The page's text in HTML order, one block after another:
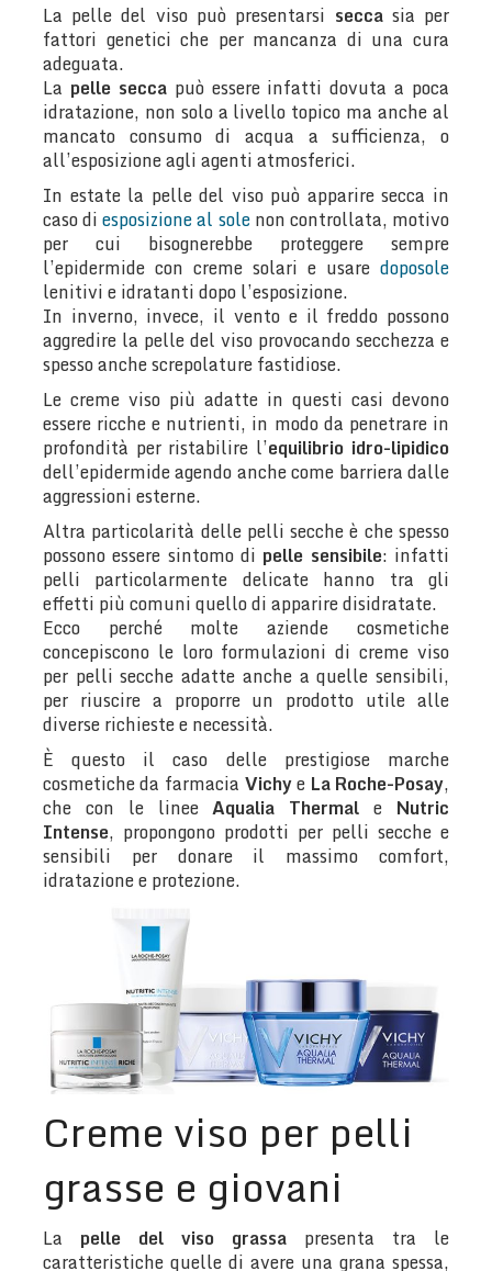
La pelle del viso può presentarsi seccasia per
fattori genetici che per mancanza di una cura
adeguata.
La pelle seccapuò essere infatti dovuta a poca
idratazione, non solo a livello topico ma anche al
mancato consumo di acqua a sufficienza, o
all’esposizione agli agenti atmosferici.
In estate la pelle del viso può apparire secca in
caso diesposizione al solenon controllata, motivo
per cui bisognerebbe proteggere sempre
l’epidermide con creme solari e usaredoposole
lenitivi e idratanti dopo l’esposizione.
In inverno, invece, il vento e il freddo possono
aggredire la pelle del viso provocando secchezza e
spesso anche screpolature fastidiose.
Le creme viso più adatte in questi casi devono
essere ricche e nutrienti, in modo da penetrare in
profondità per ristabilire l’equilibrio idro-lipidico
dell’epidermide agendo anche come barriera dalle
aggressioni esterne.
Altra particolarità delle pelli secche è che spesso
possono essere sintomo di pelle sensibile: infatti
pelli particolarmente delicate hanno tra gli
effetti più comuni quello di apparire disidratate.
Ecco perché molte aziende cosmetiche
concepiscono le loro formulazioni di creme viso
per pelli secche adatte anche a quelle sensibili,
per riuscire a proporre un prodotto utile alle
diverse richieste e necessità.
È questo il caso delle prestigiose marche
cosmetiche da farmacia Vichye La Roche-Posay,
che con le lineeAqualia Thermal e Nutric
Intense, propongono prodotti per pelli secche e
sensibili per donare il massimo comfort,
idratazione e protezione.
Creme viso per pelli
grasse e giovani
La pelle del viso grassa presenta tra le
caratteristiche quelle di avere una grana spessa,